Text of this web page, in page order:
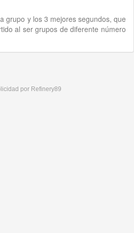
grupo y los 3 mejores segundos, que
al ser grupos de diferente número
por Refinery89